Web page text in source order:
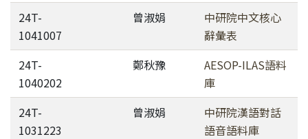
24T-
1041007
曾淑娟
中研院中文核心
辭彙表
24T-
1040202
鄭秋豫
AESOP-ILAS語料
庫
24T-
1031223
曾淑娟
中研院漢語對話
語音語料庫